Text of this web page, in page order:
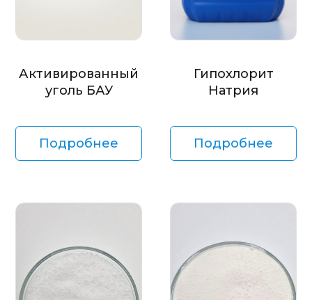
Активированный
уголь БАУ
Подробнее
Гипохлорит
Натрия
Подробнее